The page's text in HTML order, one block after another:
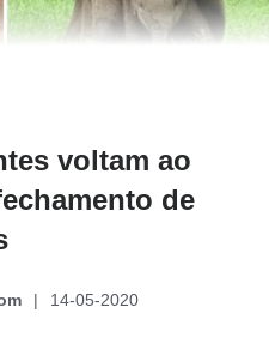
voltam ao
de
14-05-2020